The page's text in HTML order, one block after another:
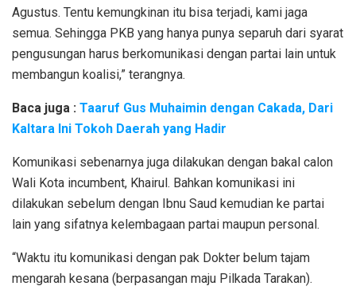
Agustus. Tentu kemungkinan itu bisa terjadi, kami jaga
semua. Sehingga PKB yang hanya punya separuh dari syarat
pengusungan harus berkomunikasi dengan partai lain untuk
membangun koalisi,” terangnya.
Baca juga : Taaruf Gus Muhaimin dengan Cakada, Dari
Kaltara Ini Tokoh Daerah yang Hadir
Komunikasi sebenarnya juga dilakukan dengan bakal calon
Wali Kota incumbent, Khairul. Bahkan komunikasi ini
dilakukan sebelum dengan Ibnu Saud kemudian ke partai
lain yang sifatnya kelembagaan partai maupun personal.
“Waktu itu komunikasi dengan pak Dokter belum tajam
mengarah kesana (berpasangan maju Pilkada Tarakan).